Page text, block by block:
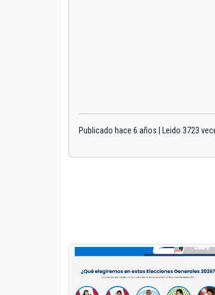
Publicado hace 6 años | Leido 3723